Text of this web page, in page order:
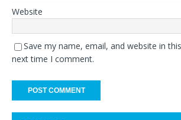
Website
Save my name, email, and website in
next time I comment.